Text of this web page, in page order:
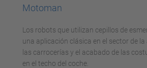
Motoman
Los robots que utilizan cepillos de
una aplicación clásica en el sector de
las carrocerías y el acabado de las
en el techo del coche.